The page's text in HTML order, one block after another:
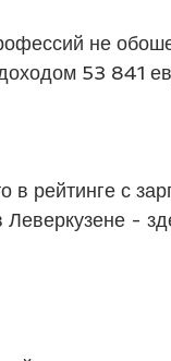
не
53 841
рейтинге с
-